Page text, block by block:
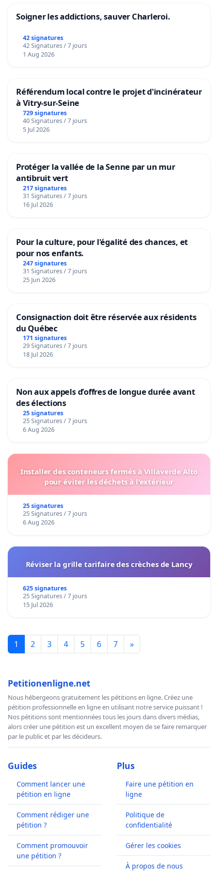
Soigner les addictions, sauver Charleroi.
42 signatures
42 Signatures / 7 jours
1 Aug 2026
Référendum local contre le projet d'incinérateur
à Vitry-sur-Seine
729 signatures
40 Signatures / 7 jours
5 Jul 2026
Protéger la vallée de la Senne par un mur
antibruit vert
217 signatures
31 Signatures / 7 jours
16 Jul 2026
Pour la culture, pour l'égalité des chances, et
pour nos enfants.
247 signatures
31 Signatures / 7 jours
25 Jun 2026
Consignaction doit être réservée aux résidents
du Québec
171 signatures
29 Signatures / 7 jours
18 Jul 2026
Non aux appels d’offres de longue durée avant
des élections
25 signatures
25 Signatures / 7 jours
6 Aug 2026
Installer des conteneurs fermés à Villaverde Alto
pour éviter les déchets à l'extérieur
25 signatures
25 Signatures / 7 jours
6 Aug 2026
Réviser la grille tarifaire des crèches de Lancy
625 signatures
25 Signatures / 7 jours
15 Jul 2026
1 2 3 4 5 6 7 »
Petitionenligne.net
Nous hébergeons gratuitement les pétitions en ligne. Créez une
pétition professionnelle en ligne en utilisant notre service puissant !
Nos pétitions sont mentionnées tous les jours dans divers médias,
alors créer une pétition est un excellent moyen de se faire remarquer
par le public et par les décideurs.
Guides
Comment lancer une
pétition en ligne
Comment rédiger une
pétition ?
Comment promouvoir
une pétition ?
Plus
Faire une pétition en
ligne
Politique de
confidentialité
Gérer les cookies
À propos de nous